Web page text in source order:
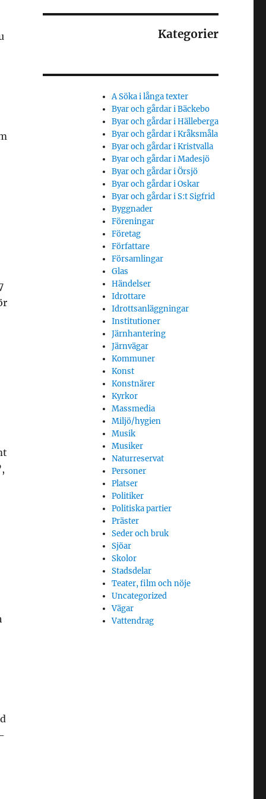
Kategorier
A Söka i långa texter
Byar och gårdar i Bäckebo
Byar och gårdar i Hälleberga
Byar och gårdar i Kråksmåla
Byar och gårdar i Kristvalla
Byar och gårdar i Madesjö
Byar och gårdar i Örsjö
Byar och gårdar i Oskar
Byar och gårdar i S:t Sigfrid
Byggnader
Föreningar
Företag
Författare
Församlingar
Glas
Händelser
Idrottare
Idrottsanläggningar
Institutioner
Järnhantering
Järnvägar
Kommuner
Konst
Konstnärer
Kyrkor
Massmedia
Miljö/hygien
Musik
Musiker
Naturreservat
Personer
Platser
Politiker
Politiska partier
Präster
Seder och bruk
Sjöar
Skolor
Stadsdelar
Teater, film och nöje
Uncategorized
Vägar
Vattendrag